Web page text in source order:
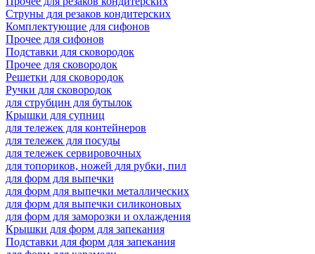
Струны для резаков кондитерских
Комплектующие для сифонов
Прочее для сифонов
Подставки для сковородок
Прочее для сковородок
Решетки для сковородок
Ручки для сковородок
для струбцин для бутылок
Крышки для супниц
для тележек для контейнеров
для тележек для посуды
для тележек сервировочных
для топориков, ножей для рубки, пил
для форм для выпечки
для форм для выпечки металлических
для форм для выпечки силиконовых
для форм для заморозки и охлаждения
Крышки для форм для запекания
Подставки для форм для запекания